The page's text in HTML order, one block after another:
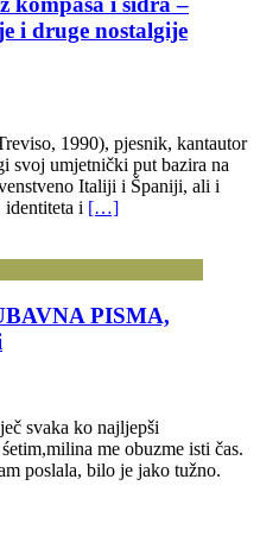
i druge nostalgije
1990), pjesnik, kantautor
svoj umjetnički put bazira na
Italiji i Španiji, ali i
i […]
PISMA,
svaka ko najljepši
me obuzme isti čas.
poslala, bilo je jako tužno.